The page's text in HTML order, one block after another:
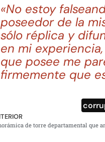
«No estoy
poseedor de la
sólo réplica y
en mi
que posee me
firmemente que